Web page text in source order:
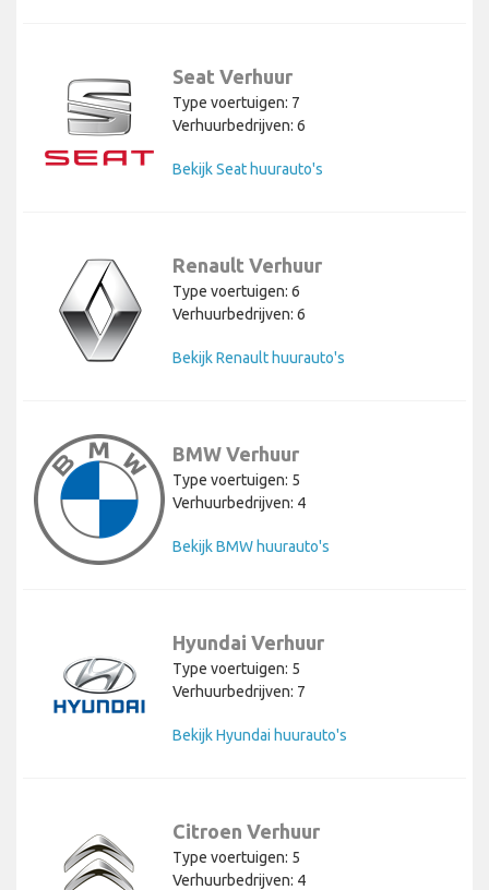
Seat Verhuur
Type voertuigen: 7
Verhuurbedrijven: 6
Bekijk Seat huurauto's
Renault Verhuur
Type voertuigen: 6
Verhuurbedrijven: 6
Bekijk Renault huurauto's
BMW Verhuur
Type voertuigen: 5
Verhuurbedrijven: 4
Bekijk BMW huurauto's
Hyundai Verhuur
Type voertuigen: 5
Verhuurbedrijven: 7
Bekijk Hyundai huurauto's
Citroen Verhuur
Type voertuigen: 5
Verhuurbedrijven: 4